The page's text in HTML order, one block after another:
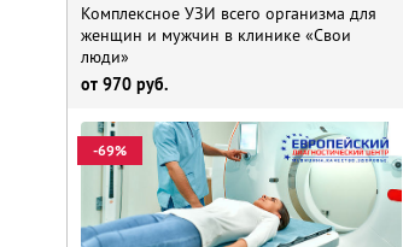
Комплексное УЗИ всего организма для
женщин и мужчин в клинике «Свои
люди»
от 970 руб.
-69%